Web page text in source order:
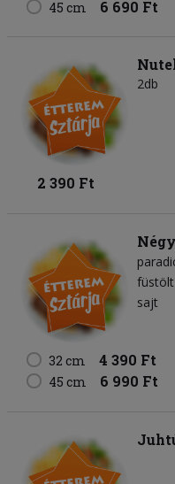
45 cm 6 690 Ft
2db
2 390 Ft
sajt
32 cm 4 390 Ft
45 cm 6 990 Ft